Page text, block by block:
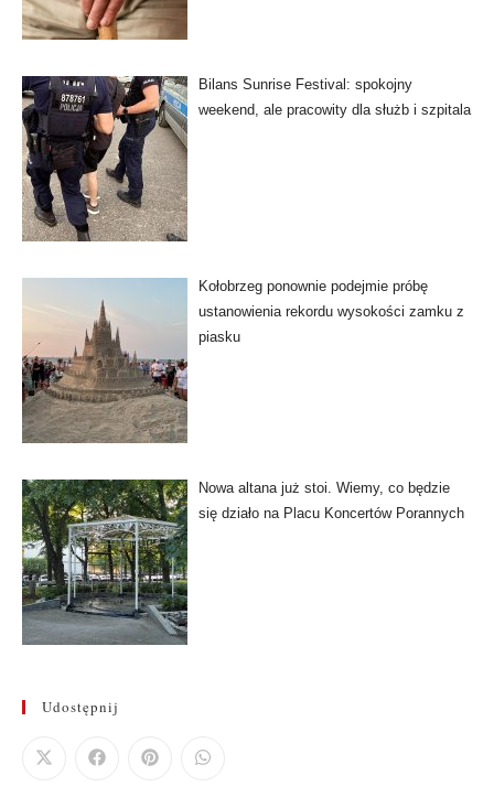
Bilans Sunrise Festival: spokojny
weekend, ale pracowity dla służb i szpitala
Kołobrzeg ponownie podejmie próbę
ustanowienia rekordu wysokości zamku z
piasku
Nowa altana już stoi. Wiemy, co będzie
się działo na Placu Koncertów Porannych
Udostępnij